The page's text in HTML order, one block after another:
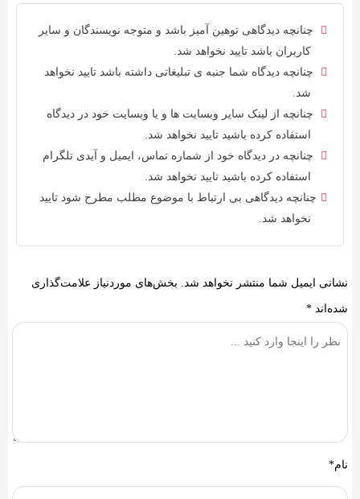
چنانچه دیدگاهی توهین آمیز باشد و متوجه نویسندگان و سایر
کاربران باشد تایید نخواهد شد.
چنانچه دیدگاه شما جنبه ی تبلیغاتی داشته باشد تایید نخواهد
شد.
چنانچه از لینک سایر وبسایت ها و یا وبسایت خود در دیدگاه
استفاده کرده باشید تایید نخواهد شد.
چنانچه در دیدگاه خود از شماره تماس، ایمیل و آیدی تلگرام
استفاده کرده باشید تایید نخواهد شد.
چنانچه دیدگاهی بی ارتباط با موضوع مطلب مطرح شود تایید
نخواهد شد.
نشانی ایمیل شما منتشر نخواهد شد. بخش‌های موردنیاز علامت‌گذاری
شده‌اند *
نام*